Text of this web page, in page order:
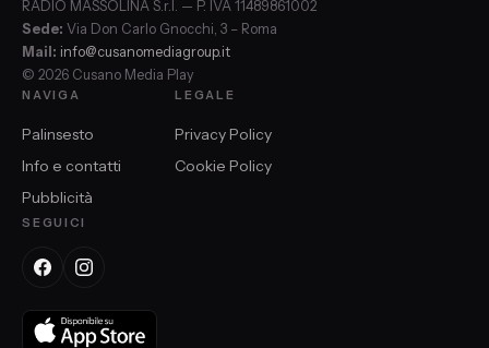
RADIO MASSOLINA S.r.l. — P. IVA 11489861002
Sede: Via Don Carlo Gnocchi, 3 – Roma
Mail: info@cusanomediagroup.it
© 2026 Cusano Media Play
NAVIGA
Palinsesto
Info e contatti
Pubblicità
LEGALE
Privacy Policy
Cookie Policy
SEGUICI